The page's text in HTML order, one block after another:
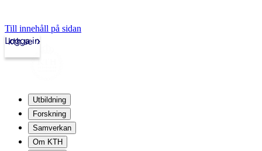
Till innehåll på sidan
kth.se
Logga in
Utbildning
Forskning
Samverkan
Om KTH